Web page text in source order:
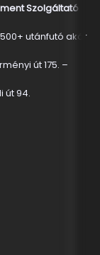
Szolgáltató
utánfutó akár
út 175. –
út 94.